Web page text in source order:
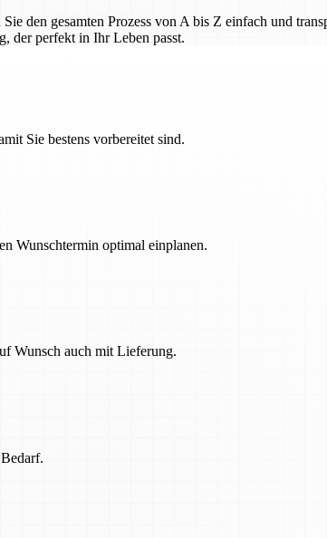
den gesamten Prozess von A bis Z einfach und
der perfekt in Ihr Leben passt.
Sie bestens vorbereitet sind.
Wunschtermin optimal einplanen.
Wunsch auch mit Lieferung.